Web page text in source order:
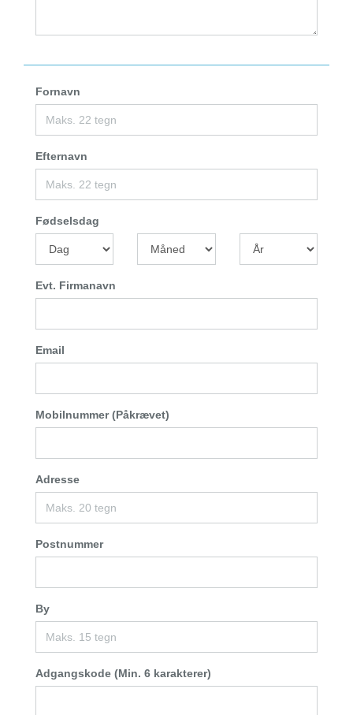
Fornavn
Efternavn
Fødselsdag
Evt. Firmanavn
Email
Mobilnummer (Påkrævet)
Adresse
Postnummer
By
Adgangskode (Min. 6 karakterer)